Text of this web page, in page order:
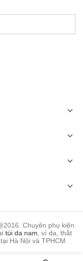
Chuyên phụ kiện
túi da nam, ví da, thắt
Hà Nội và TPHCM